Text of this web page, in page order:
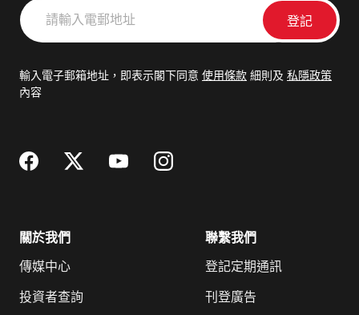
請
輸
郵
輸入電子郵箱地址，即表示閣下同意 使用條款 細則及 私隱政策
內容
關於我們
傳媒中心
投資者查詢
聯繫我們
登記定期通訊
刊登廣告